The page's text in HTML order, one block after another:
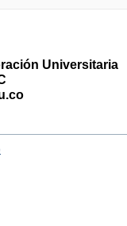
Universitaria